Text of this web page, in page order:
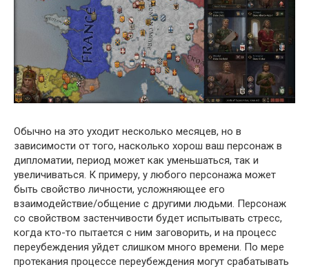
Обычно на это уходит несколько месяцев, но в
зависимости от того, насколько хорош ваш персонаж в
дипломатии, период может как уменьшаться, так и
увеличиваться. К примеру, у любого персонажа может
быть свойство личности, усложняющее его
взаимодействие/общение с другими людьми. Персонаж
со свойством застенчивости будет испытывать стресс,
когда кто-то пытается с ним заговорить, и на процесс
переубеждения уйдет слишком много времени. По мере
протекания процессе переубеждения могут срабатывать